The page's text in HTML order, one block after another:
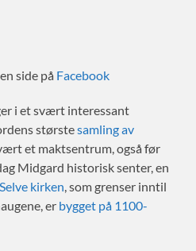
side på Facebook
i et svært interessant
størstesamling av
et maktsentrum, også før
Midgard historisk senter, en
Selve kirken, som grenser inntil
er bygget på 1100-